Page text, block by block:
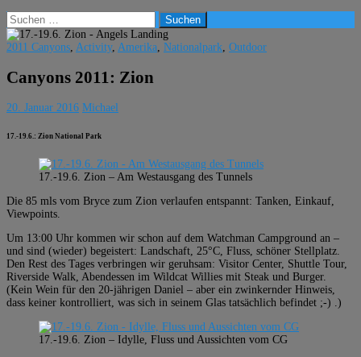
Suchen
nach:
2011 Canyons Activity, Amerika Nationalpark Outdoor
Canyons 2011: Zion
20. Januar 2016 Michael
17.-19.6.: Zion National Park
17.-19.6. Zion – Am Westausgang des Tunnels
Die 85 mls vom Bryce zum Zion verlaufen entspannt: Tanken, Einkauf,
Viewpoints.
Um 13:00 Uhr kommen wir schon auf dem Watchman Campground an –
und sind (wieder) begeistert: Landschaft, 25°C, Fluss, schöner Stellplatz.
Den Rest des Tages verbringen wir geruhsam: Visitor Center, Shuttle Tour,
Riverside Walk, Abendessen im Wildcat Willies mit Steak und Burger.
(Kein Wein für den 20-jährigen Daniel – aber ein zwinkernder Hinweis,
dass keiner kontrolliert, was sich in seinem Glas tatsächlich befindet ;-) .)
17.-19.6. Zion – Idylle, Fluss und Aussichten vom CG